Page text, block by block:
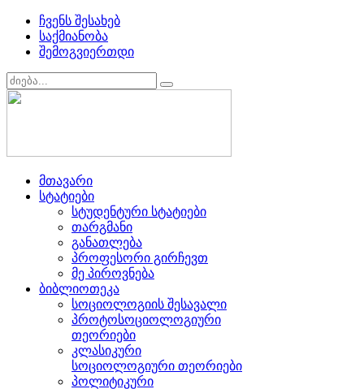
ჩვენს შესახებ
საქმიანობა
შემოგვიერთდი
მთავარი
სტატიები
სტუდენტური სტატიები
თარგმანი
განათლება
პროფესორი გირჩევთ
მე პიროვნება
ბიბლიოთეკა
სოციოლოგიის შესავალი
პროტოსოციოლოგიური
თეორიები
კლასიკური
სოციოლოგიური თეორიები
პოლიტიკური